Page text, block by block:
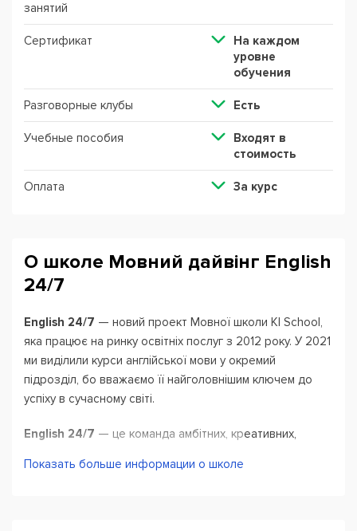
занятий
Сертификат
На каждом
уровне
обучения
Разговорные клубы Есть
Учебные пособия
Входят в
стоимость
Оплата За курс
О школе Мовний дайвінг English
24/7
English 24/7 — новий проект Мовної школи KI School,
яка працює на ринку освітніх послуг з 2012 року. У 2021
ми виділили курси англійської мови у окремий
підрозділ, бо вважаємо її найголовнішим ключем до
успіху в сучасному світі.
English 24/7 — це команда амбітних, креативних,
діляться своїми знаннями і створюють цікаві програми
Показать больше информации о школе